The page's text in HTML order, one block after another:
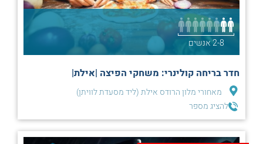
2-8 אנשים
חדר בריחה קולינרי: משחקי הפיצה |אילת|
מאחורי מלון הרודס אילת (ליד מסעדת לוויתן)
להציג מספר